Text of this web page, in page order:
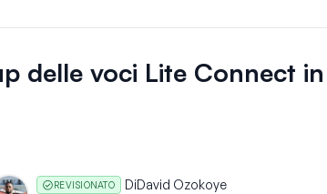
delle voci Lite Connect
REVISIONATO DiDavid Ozokoye